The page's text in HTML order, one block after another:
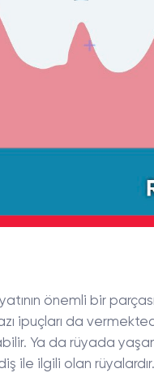
önemli bir
ipuçları da
Ya da rüyada
ile ilgili olan rüyalardır.